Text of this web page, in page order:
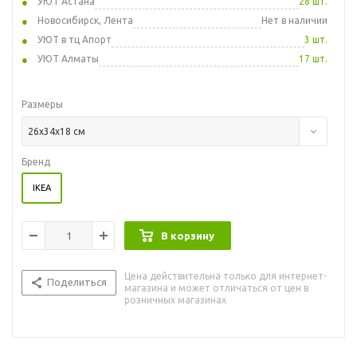
Новосибирск, Лента
Нет в наличии
УЮТ в тц Апорт
3 шт.
УЮТ Алматы
17 шт.
Размеры
26x34x18 см
Бренд
IKEA
В корзину
Поделиться
Цена действительна только для интернет-
магазина и может отличаться от цен в
розничных магазинах